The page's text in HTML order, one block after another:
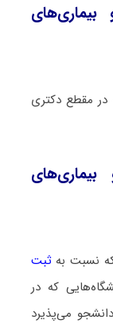
در مقطع دکتری
نسبت به ثبت
که در
می‌پذیرد